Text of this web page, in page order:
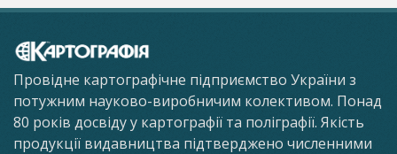
Провідне картографічне підприємство України з
потужним науково-виробничим колективом. Понад
80 років досвіду у картографії та поліграфії. Якість
продукції видавництва підтверджено численними